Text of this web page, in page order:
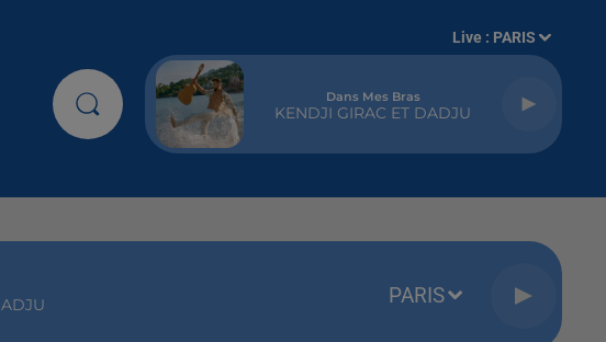
Live : PARIS
Dans Mes Bras
KENDJI GIRAC ET DADJU
PARIS